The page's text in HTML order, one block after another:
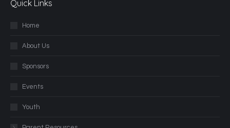
Quick Links
Home
About Us
Sponsors
Events
Youth